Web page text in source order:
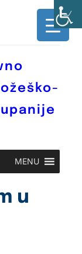
MENU
u